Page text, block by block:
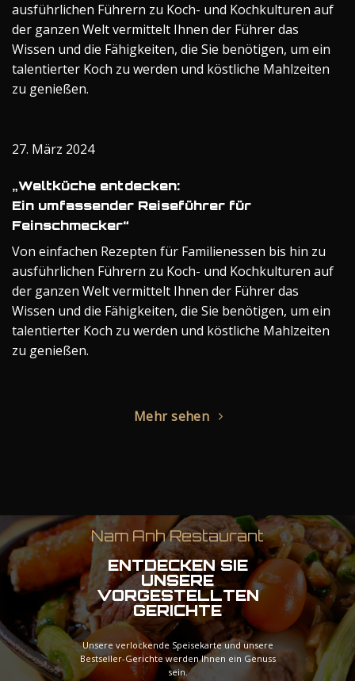
ausführlichen Führern zu Koch- und Kochkulturen auf
der ganzen Welt vermittelt Ihnen der Führer das
Wissen und die Fähigkeiten, die Sie benötigen, um ein
talentierter Koch zu werden und köstliche Mahlzeiten
zu genießen.
27. März 2024
„Weltküche entdecken:
Ein umfassender Reiseführer für
Feinschmecker“
Von einfachen Rezepten für Familienessen bis hin zu
ausführlichen Führern zu Koch- und Kochkulturen auf
der ganzen Welt vermittelt Ihnen der Führer das
Wissen und die Fähigkeiten, die Sie benötigen, um ein
talentierter Koch zu werden und köstliche Mahlzeiten
zu genießen.
Mehr sehen
Nam Anh Restaurant
ENTDECKEN SIE
UNSERE
VORGESTELLTEN
GERICHTE
Unsere verlockende Speisekarte und unsere
Bestseller-Gerichte werden Ihnen ein Genuss
sein.